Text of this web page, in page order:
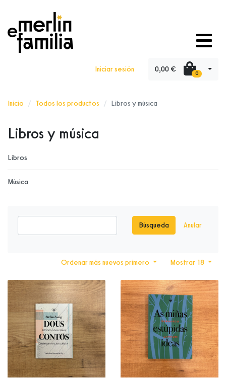
Iniciar sesión 0,00 € 0
Inicio Todos los productos Libros y música
Libros y música
Libros
Música
Búsqueda Anular
Mostrar 18
Ordenar más nuevos primero